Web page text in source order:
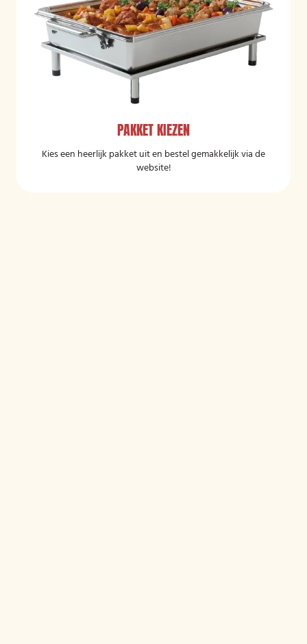
PAKKET KIEZEN
Kies een heerlijk pakket uit en bestel gemakkelijk via de
website!